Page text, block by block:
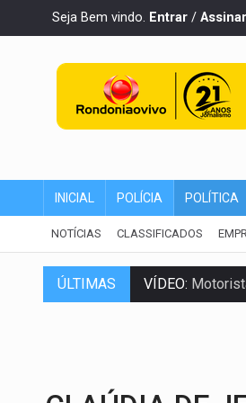
Seja Bem vindo. Entrar / Assinar
INICIAL POLÍCIA POLÍTICA
NOTÍCIAS CLASSIFICADOS
ÚLTIMAS
VÍDEO:
LAZER:Seis